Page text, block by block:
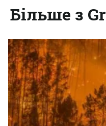
Більше з